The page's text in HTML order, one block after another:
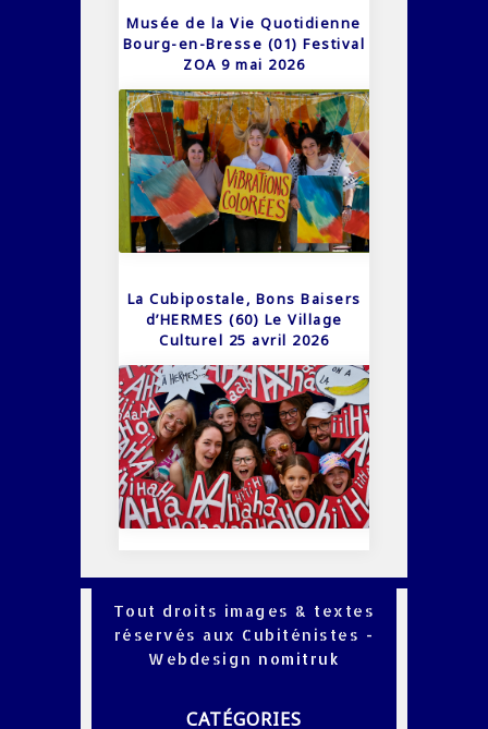
Musée de la Vie Quotidienne
Bourg-en-Bresse (01) Festival
ZOA 9 mai 2026
La Cubipostale, Bons Baisers
d’HERMES (60) Le Village
Culturel 25 avril 2026
Tout droits images & textes
réservés aux Cubiténistes -
Webdesign nomitruk
CATÉGORIES